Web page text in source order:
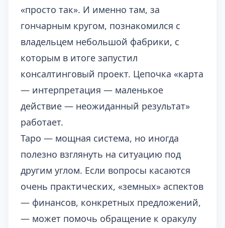
«просто так». И именно там, за
гончарным кругом, познакомился с
владельцем небольшой фабрики, с
которым в итоге запустил
консалтинговый проект. Цепочка «карта
— интерпретация — маленькое
действие — неожиданный результат»
работает.
Таро — мощная система, но иногда
полезно взглянуть на ситуацию под
другим углом. Если вопросы касаются
очень практических, «земных» аспектов
— финансов, конкретных предложений,
— может помочь обращение к оракулу